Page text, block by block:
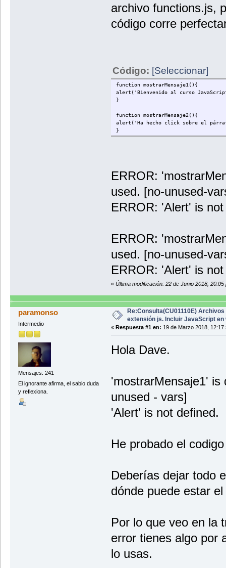
archivo functions.js,
código corre
Código: [Seleccionar]
function mostrarMensaje1(){
alert('Bienvenido al curso
}
function mostrarMensaje2(){
alert('Ha hecho click sobre el
}
ERROR:
used. [no-unused-
ERROR: 'Alert' is
ERROR:
used. [no-unused-
ERROR: 'Alert' is
« Última modificación: 22 de Junio 2018,
paramonso
Intermedio
Mensajes: 241
El ignorante afirma, el sabio duda
y reflexiona.
Re:Consulta(CU01110E) Archivos
extensión js. Incluir JavaScript en
« Respuesta #1 en: 19 de Marzo 2018, 12:17
Hola Dave.
'mostrarMensaje1' is
unused - vars]
'Alert' is not defined.
He probado el
Deberías dejar todo
dónde puede estar
Por lo que veo en la
error tienes algo por
lo usas.